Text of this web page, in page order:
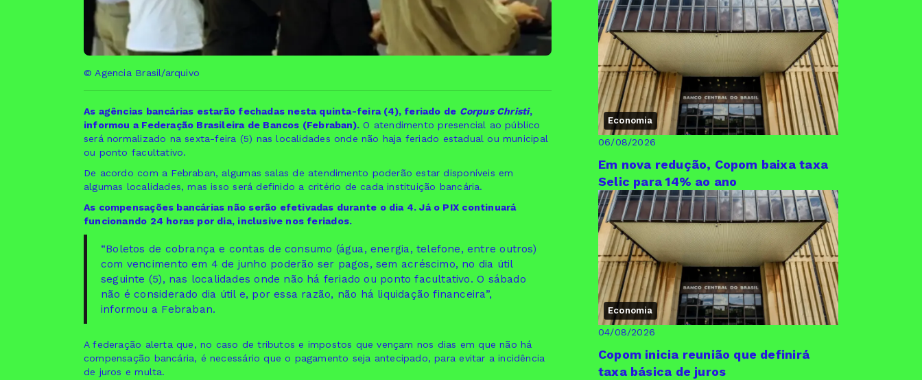
© Agencia Brasil/arquivo
As agências bancárias estarão fechadas nesta quinta-feira (4), feriado de Corpus Christi,
informou a Federação Brasileira de Bancos (Febraban). O atendimento presencial ao público
será normalizado na sexta-feira (5) nas localidades onde não haja feriado estadual ou municipal
ou ponto facultativo.
De acordo com a Febraban, algumas salas de atendimento poderão estar disponíveis em
algumas localidades, mas isso será definido a critério de cada instituição bancária.
As compensações bancárias não serão efetivadas durante o dia 4. Já o PIX continuará
funcionando 24 horas por dia, inclusive nos feriados.
“Boletos de cobrança e contas de consumo (água, energia, telefone, entre outros)
com vencimento em 4 de junho poderão ser pagos, sem acréscimo, no dia útil
seguinte (5), nas localidades onde não há feriado ou ponto facultativo. O sábado
não é considerado dia útil e, por essa razão, não há liquidação financeira”,
informou a Febraban.
A federação alerta que, no caso de tributos e impostos que vençam nos dias em que não há
compensação bancária, é necessário que o pagamento seja antecipado, para evitar a incidência
de juros e multa.
Economia
06/08/2026
Em nova redução, Copom baixa taxa
Selic para 14% ao ano
Economia
04/08/2026
Copom inicia reunião que definirá
taxa básica de juros